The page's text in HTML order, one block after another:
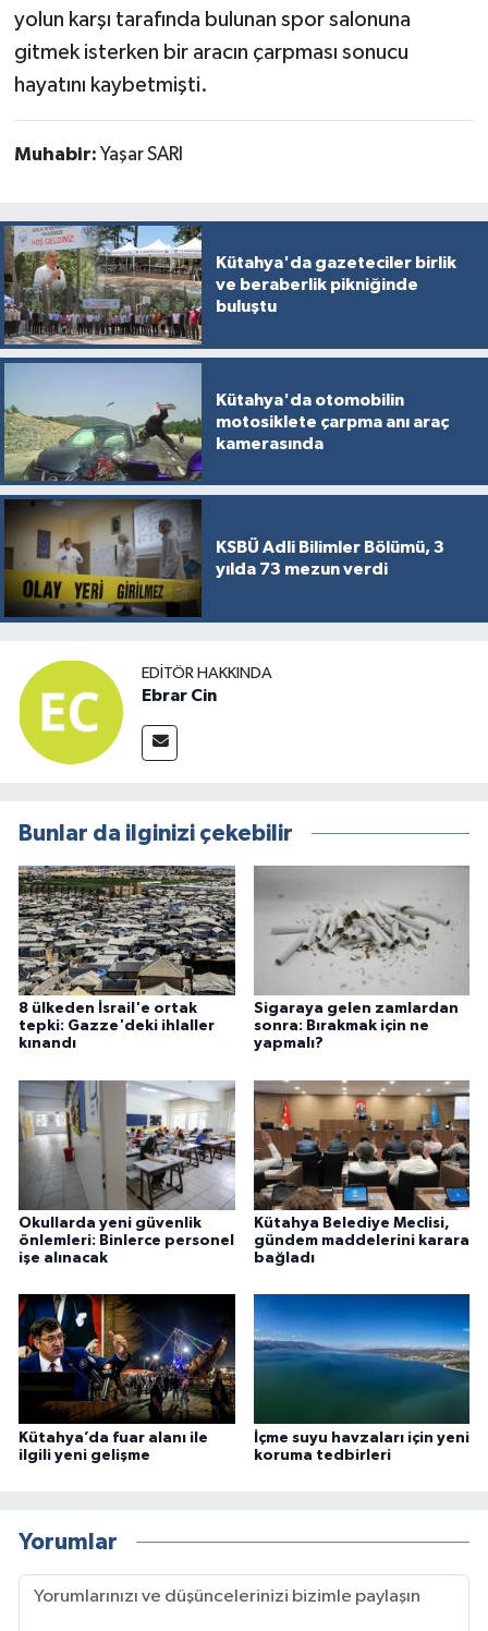
yolun karşı tarafında bulunan spor salonuna
gitmek isterken bir aracın çarpması sonucu
hayatını kaybetmişti.
Muhabir: Yaşar SARI
Kütahya'da gazeteciler birlik
ve beraberlik pikniğinde
buluştu
Kütahya'da otomobilin
motosiklete çarpma anı araç
kamerasında
KSBÜ Adli Bilimler Bölümü, 3
yılda 73 mezun verdi
EDITÖR HAKKINDA
Ebrar Cin
Bunlar da ilginizi çekebilir
8 ülkeden İsrail'e ortak
tepki: Gazze'deki ihlaller
kınandı
Sigaraya gelen zamlardan
sonra: Bırakmak için ne
yapmalı?
Okullarda yeni güvenlik
önlemleri: Binlerce personel
işe alınacak
Kütahya Belediye Meclisi,
gündem maddelerini karara
bağladı
Kütahya’da fuar alanı ile
ilgili yeni gelişme
İçme suyu havzaları için yeni
koruma tedbirleri
Yorumlar